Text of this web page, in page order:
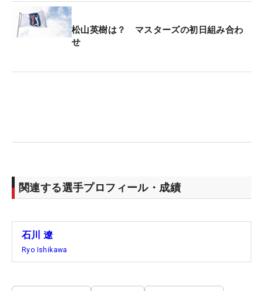
松山英樹は？ マスターズの初日組み合わ
せ
関連する選手プロフィール・成績
石川 遼
Ryo Ishikawa